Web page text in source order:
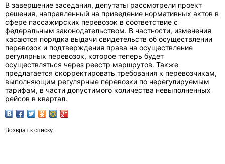
В завершение заседания, депутаты рассмотрели проект
решения, направленный на приведение нормативных актов в
сфере пассажирских перевозок в соответствие с
федеральным законодательством. В частности, изменения
касаются порядка выдачи свидетельств об осуществлении
перевозок и подтверждения права на осуществление
регулярных перевозок, которое теперь будет
осуществляться через реестр маршрутов. Также
предлагается скорректировать требования к перевозчикам,
выполняющим регулярные перевозки по нерегулируемым
тарифам, в части допустимого количества невыполненных
рейсов в квартал.
Возврат к списку